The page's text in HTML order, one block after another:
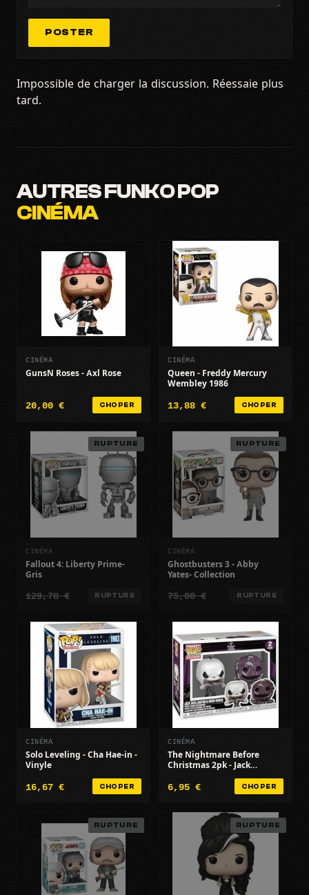
POSTER
Impossible de charger la discussion. Réessaie plus
tard.
AUTRES FUNKO POP
CINÉMA
CINÉMA
GunsN Roses - Axl Rose
20,00 € CHOPER
CINÉMA
Queen - Freddy Mercury
Wembley 1986
13,88 € CHOPER
RUPTURE
CINÉMA
Fallout 4: Liberty Prime-
Gris
129,78 € RUPTURE
RUPTURE
CINÉMA
Ghostbusters 3 - Abby
Yates- Collection
75,00 € RUPTURE
CINÉMA
Solo Leveling - Cha Hae-in -
Vinyle
16,67 € CHOPER
CINÉMA
The Nightmare Before
Christmas 2pk - Jack
6,95 € CHOPER
RUPTURE RUPTURE